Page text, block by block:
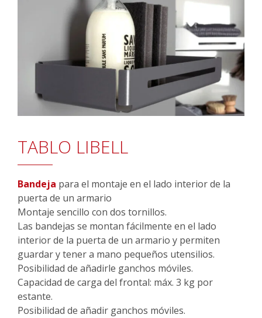
TABLO LIBELL
Bandeja para el montaje en el lado interior de la
puerta de un armario
Montaje sencillo con dos tornillos.
Las bandejas se montan fácilmente en el lado
interior de la puerta de un armario y permiten
guardar y tener a mano pequeños utensilios.
Posibilidad de añadirle ganchos móviles.
Capacidad de carga del frontal: máx. 3 kg por
estante.
Posibilidad de añadir ganchos móviles.